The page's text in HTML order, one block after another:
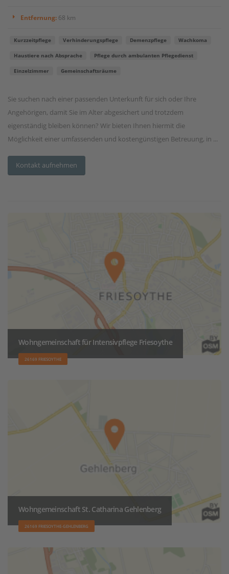
Entfernung: 68 km
Kurzzeitpflege Verhinderungspflege Demenzpflege Wachkoma
Haustiere nach Absprache Pflege durch ambulanten Pflegedienst
Einzelzimmer Gemeinschaftsräume
Sie suchen nach einer passenden Unterkunft für sich oder Ihre
Angehörigen, damit Sie im Alter abgesichert und trotzdem
eigenständig bleiben können? Wir bieten Ihnen hiermit die
Möglichkeit einer umfassenden und kostengünstigen Betreuung, in ...
Kontakt aufnehmen
Wohngemeinschaft für Intensivpflege Friesoythe
26169 FRIESOYTHE
Wohngemeinschaft St. Catharina Gehlenberg
26169 FRIESOYTHE-GEHLENBERG